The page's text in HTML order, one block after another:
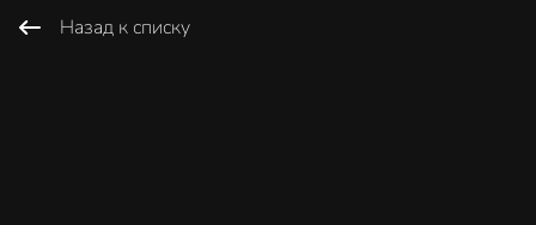
Назад к списку